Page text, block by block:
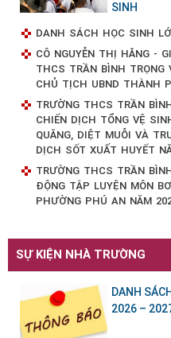
SINH
DANH SÁCH HỌC SINH
CÔ NGUYỄN THỊ HẰNG -
THCS TRẦN BÌNH TRỌNG
CHỦ TỊCH UBND THÀNH
TRƯỜNG THCS TRẦN
CHIẾN DỊCH TỔNG VỆ
QUĂNG, DIỆT MUỖI VÀ
DỊCH SỐT XUẤT HUYẾT
TRƯỜNG THCS TRẦN
ĐỘNG TẬP LUYỆN MÔN
PHƯỜNG PHÚ AN NĂM
SỰ KIỆN NHÀ TRƯỜNG
DANH
2026 –